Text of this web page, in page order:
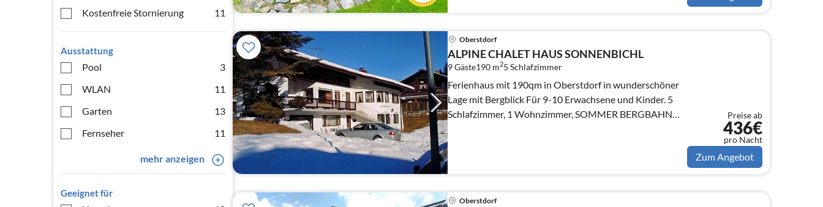
Kostenfreie Stornierung
11
Ausstattung
Pool
3
WLAN
11
Garten
13
Fernseher
11
mehr anzeigen
Geeignet für
Oberstdorf
ALPINE CHALET HAUS SONNENBICHL
9 Gäste190 m25 Schlafzimmer
Ferienhaus mit 190qm in Oberstdorf in wunderschöner
Lage mit Bergblick Für 9-10 Erwachsene und Kinder. 5
Schlafzimmer, 1 Wohnzimmer, SOMMER BERGBAHN
INKLUSIVE ! Kostenloses W-Lan
Preise ab
436€
pro Nacht
Zum Angebot
Oberstdorf